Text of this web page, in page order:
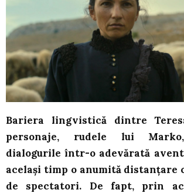
Bariera lingvistică dintre
personaje, rudele lui
dialogurile într-o adevărată
același timp o anumită distanțare
de spectatori. De fapt, prin